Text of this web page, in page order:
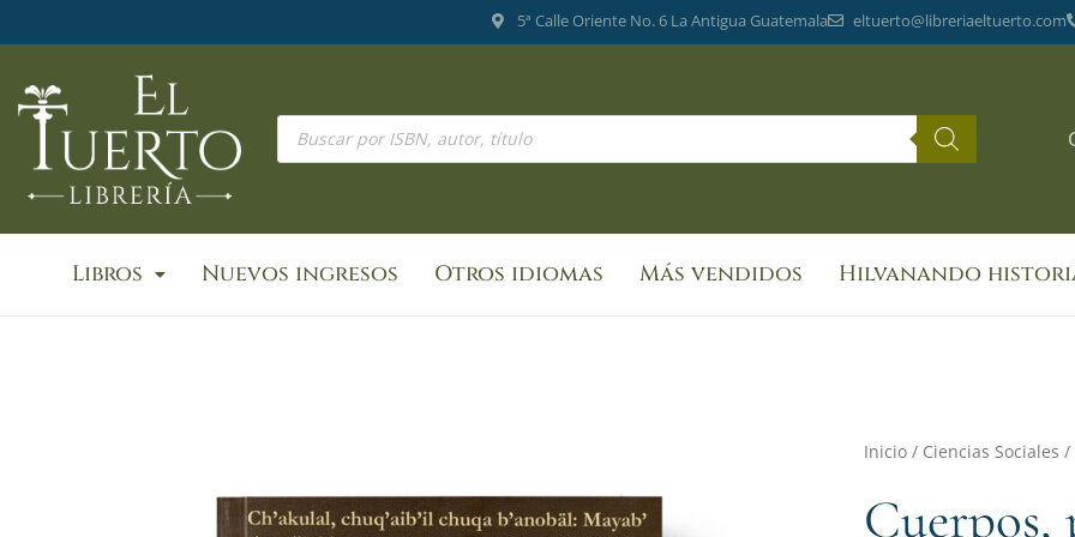
al
5ª Calle Oriente No. 6 La Antigua Guatemala eltuerto@libreriaeltuerto.com
Búsqueda
productos
Libros Nuevos ingresos Otros idiomas Más vendidos Hilvanando
Inicio / Ciencias Sociales /
Cuerpos,